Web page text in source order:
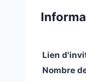
Lien
Nombre